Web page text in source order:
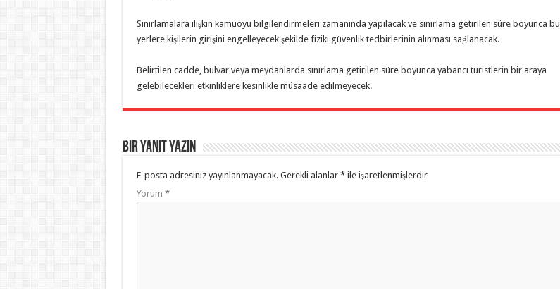
Sınırlamalara ilişkin kamuoyu bilgilendirmeleri zamanında yapılacak ve sınırlama getirilen süre boyunca bu
yerlere kişilerin girişini engelleyecek şekilde fiziki güvenlik tedbirlerinin alınması sağlanacak.
Belirtilen cadde, bulvar veya meydanlarda sınırlama getirilen süre boyunca yabancı turistlerin bir araya
gelebilecekleri etkinliklere kesinlikle müsaade edilmeyecek.
Bir yanıt yazın
E-posta adresiniz yayınlanmayacak. Gerekli alanlar *ile işaretlenmişlerdir
Yorum *